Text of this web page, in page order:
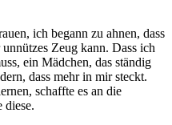
ich begann zu ahnen, dass
Zeug kann. Dass ich
ein Mädchen, das ständig
dass mehr in mir steckt.
schaffte es an die
diese.